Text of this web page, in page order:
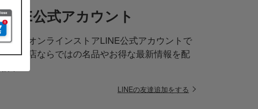
LINE公式アカウント
高島屋オンラインストアLINE公式アカウントで
は百貨店ならではの名品やお得な最新情報を配
LINEの友達追加をする